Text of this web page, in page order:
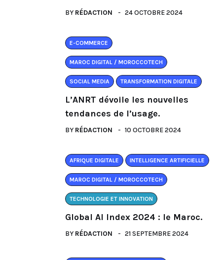
BY RÉDACTION 24 OCTOBRE 2024
E-COMMERCE
MAROC DIGITAL / MOROCCOTECH
SOCIAL MEDIA TRANSFORMATION DIGITALE
L’ANRT dévoile les nouvelles
tendances de l’usage.
BY RÉDACTION 10 OCTOBRE 2024
AFRIQUE DIGITALE INTELLIGENCE ARTIFICIELLE
MAROC DIGITAL / MOROCCOTECH
TECHNOLOGIE ET INNOVATION
Global AI Index 2024 : le Maroc.
BY RÉDACTION 21 SEPTEMBRE 2024